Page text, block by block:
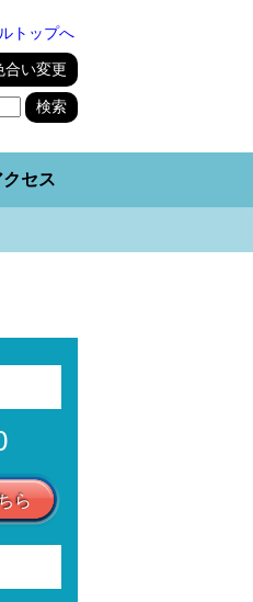
トップへ
合い変更
セス
ら